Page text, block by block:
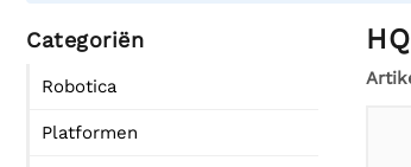
Categoriën
Robotica
Platformen